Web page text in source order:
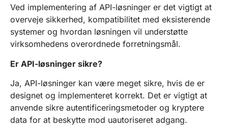
Ved implementering af API-løsninger er det vigtigt at
overveje sikkerhed, kompatibilitet med eksisterende
systemer og hvordan løsningen vil understøtte
virksomhedens overordnede forretningsmål.
Er API-løsninger sikre?
Ja, API-løsninger kan være meget sikre, hvis de er
designet og implementeret korrekt. Det er vigtigt at
anvende sikre autentificeringsmetoder og kryptere
data for at beskytte mod uautoriseret adgang.